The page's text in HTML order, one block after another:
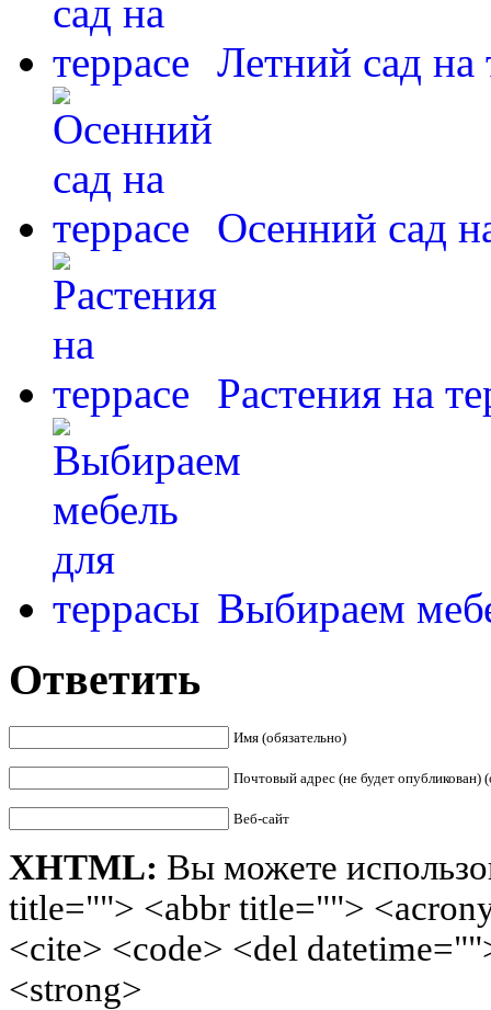
Летний сад на
Осенний сад
Растения на
Выбираем
Ответить
Имя (обязательно)
Почтовый адрес (не будет опубликован)
Веб-сайт
XHTML: Вы можете
title=""> <abbr title="">
<cite> <code> <del
<strong>